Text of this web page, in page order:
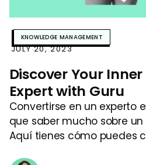
KNOWLEDGE MANAGEMENT
JULY 20, 2023
Discover Your
Expert with Guru
Convertirse en un experto
que saber mucho sobre
Aquí tienes cómo puedes